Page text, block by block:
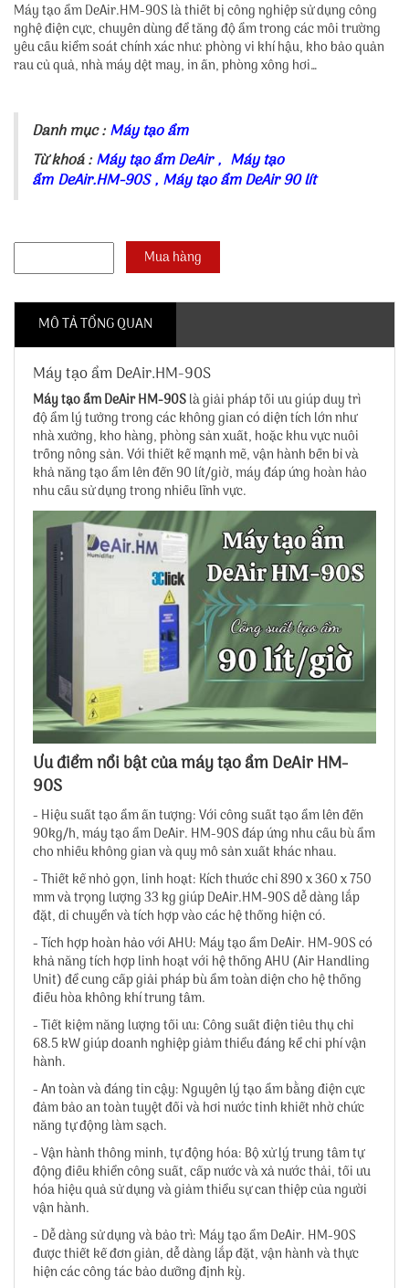
Máy tạo ẩm DeAir.HM‑90S là thiết bị công nghiệp sử dụng công
nghệ điện cực, chuyên dùng để tăng độ ẩm trong các môi trường
yêu cầu kiểm soát chính xác như: phòng vi khí hậu, kho bảo quản
rau củ quả, nhà máy dệt may, in ấn, phòng xông hơi…
Danh mục :Máy tạo ẩm
Từ khoá :Máy tạo ẩm DeAir, Máy tạo
ẩm DeAir.HM-90S, Máy tạo ẩm DeAir 90 lít
MÔ TẢ TỔNG QUAN
Máy tạo ẩm DeAir.HM-90S
Máy tạo ẩm DeAir HM-90Slà giải pháp tối ưu giúp duy trì
độ ẩm lý tưởng trong các không gian có diện tích lớn như
nhà xưởng, kho hàng, phòng sản xuất, hoặc khu vực nuôi
trồng nông sản. Với thiết kế mạnh mẽ, vận hành bền bỉ và
khả năng tạo ẩm lên đến 90 lít/giờ, máy đáp ứng hoàn hảo
nhu cầu sử dụng trong nhiều lĩnh vực.
Ưu điểm nổi bật của máy tạo ẩm DeAir HM-
90S
- Hiệu suất tạo ẩm ấn tượng: Với công suất tạo ẩm lên đến
90kg/h, máy tạo ẩm DeAir. HM-90S đáp ứng nhu cầu bù ẩm
cho nhiều không gian và quy mô sản xuất khác nhau.
- Thiết kế nhỏ gọn, linh hoạt: Kích thước chỉ 890 x 360 x 750
mm và trọng lượng 33 kg giúp DeAir.HM-90S dễ dàng lắp
đặt, di chuyển và tích hợp vào các hệ thống hiện có.
- Tích hợp hoàn hảo với AHU: Máy tạo ẩm DeAir. HM-90S có
khả năng tích hợp linh hoạt với hệ thống AHU (Air Handling
Unit) để cung cấp giải pháp bù ẩm toàn diện cho hệ thống
điều hòa không khí trung tâm.
- Tiết kiệm năng lượng tối ưu: Công suất điện tiêu thụ chỉ
68.5 kW giúp doanh nghiệp giảm thiểu đáng kể chi phí vận
hành.
- An toàn và đáng tin cậy: Nguyên lý tạo ẩm bằng điện cực
đảm bảo an toàn tuyệt đối và hơi nước tinh khiết nhờ chức
năng tự động làm sạch.
- Vận hành thông minh, tự động hóa: Bộ xử lý trung tâm tự
động điều khiển công suất, cấp nước và xả nước thải, tối ưu
hóa hiệu quả sử dụng và giảm thiểu sự can thiệp của người
vận hành.
- Dễ dàng sử dụng và bảo trì: Máy tạo ẩm DeAir. HM-90S
được thiết kế đơn giản, dễ dàng lắp đặt, vận hành và thực
hiện các công tác bảo dưỡng định kỳ.